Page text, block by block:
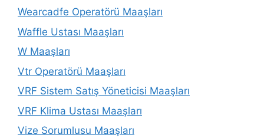
Wearcadfe Operatörü Maaşları
Waffle Ustası Maaşları
W Maaşları
Vtr Operatörü Maaşları
VRF Sistem Satış Yöneticisi Maaşları
VRF Klima Ustası Maaşları
Vize Sorumlusu Maaşları